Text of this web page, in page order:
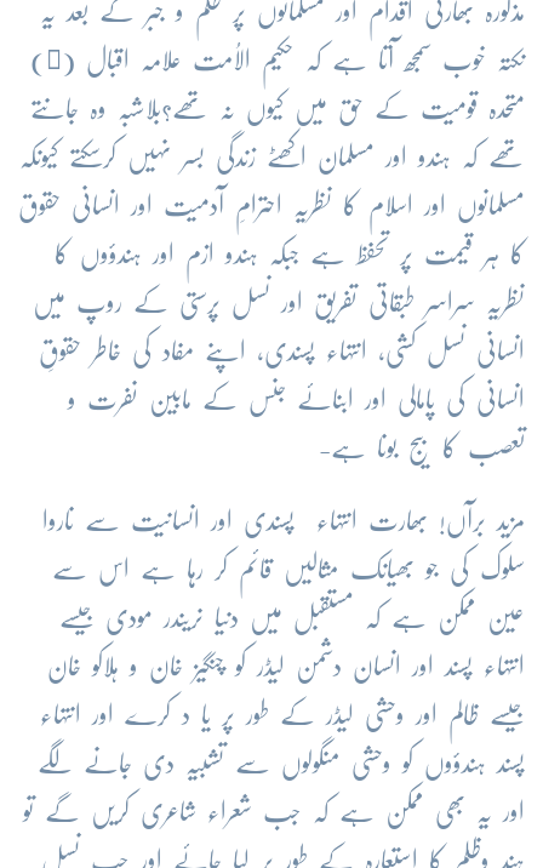
مذکورہ بھارتی اقدام اور مسلمانوں پر ظلم و جبر کے بعد یہ
نکتہ خوب سمجھ آتا ہے کہ حکیم الاُمت علامہ اقبال (﷫)
متحدہ قومیت کے حق میں کیوں نہ تھے؟بلاشبہ وہ جانتے
تھے کہ ہندو اور مسلمان اکھٹے زندگی بسر نہیں کرسکتے کیونکہ
مسلمانوں اور اسلام کا نظریہ احترامِ آدمیت اور انسانی حقوق
کا ہر قیمت پر تحفظ ہے جبکہ ہندو ازم اور ہندؤوں کا
نظریہ سراسر طبقاتی تفریق اور نسل پرستی کے روپ میں
انسانی نسل کشی، انتہاء پسندی، اپنے مفاد کی خاطر حقوقِ
انسانی کی پامالی اور ابنائے جنس کے مابین نفرت و
تعصب کا بیج بونا ہے-
مزید برآں! بھارت انتہاء پسندی اور انسانیت سے ناروا
سلوک کی جو بھیانک مثالیں قائم کر رہا ہے اس سے
عین ممکن ہے کہ مستقبل میں دنیا نریندر مودی جیسے
انتہاء پسند اور انسان دشمن لیڈر کو چنگیز خان و ہلاکو خان
جیسے ظالم اور وحشی لیڈر کے طور پر یا د کرے اور انتہاء
پسند ہندؤوں کو وحشی منگولوں سے تشبیہ دی جانے لگے
اور یہ بھی ممکن ہے کہ جب شعراء شاعری کریں گے تو
ہند وظلم کا استعارہ کے طور پر لیا جائے اور جب نسل